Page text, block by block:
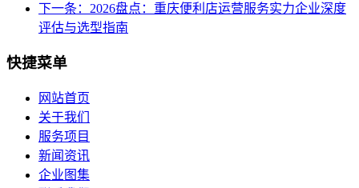
下一条：2026盘点：重庆便利店运营服务实力企业深度
评估与选型指南
快捷菜单
网站首页
关于我们
服务项目
新闻资讯
企业图集